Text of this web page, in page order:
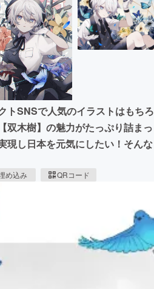
トSNSで人気のイラストはもちろ
双木樹】の魅力がたっぷり詰まっ
現し日本を元気にしたい！そんな
め込み QRコード